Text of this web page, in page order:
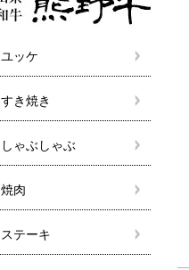
ユッケ
すき焼き
しゃぶしゃぶ
焼肉
ステーキ